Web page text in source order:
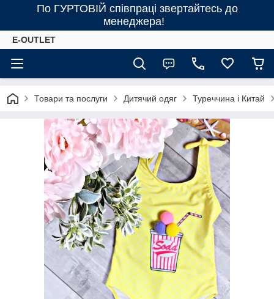
По ГУРТОВІЙ співпраці звертайтесь до
менеджера!
E-OUTLET
Товари та послуги Дитячий одяг Туреччина і Китай